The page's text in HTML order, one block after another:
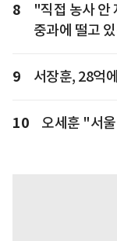
8
"직접 농사 안
중과에 떨고
9 서장훈, 28억
10 오세훈 "서